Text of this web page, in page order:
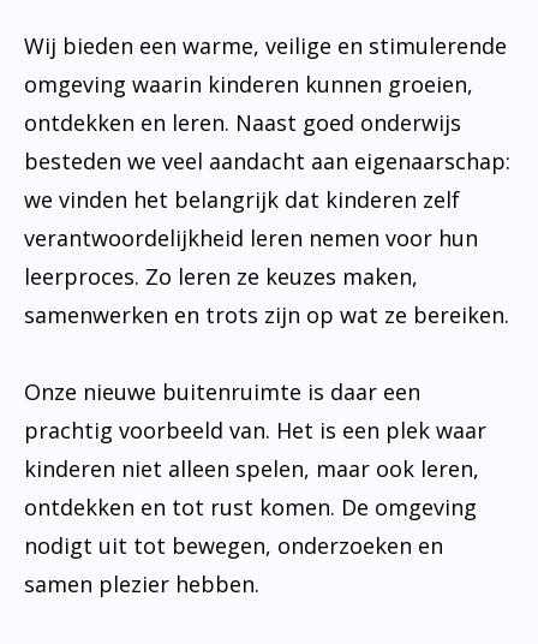
Wij bieden een warme, veilige en stimulerende
omgeving waarin kinderen kunnen groeien,
ontdekken en leren. Naast goed onderwijs
besteden we veel aandacht aan eigenaarschap:
we vinden het belangrijk dat kinderen zelf
verantwoordelijkheid leren nemen voor hun
leerproces. Zo leren ze keuzes maken,
samenwerken en trots zijn op wat ze bereiken.
Onze nieuwe buitenruimte is daar een
prachtig voorbeeld van. Het is een plek waar
kinderen niet alleen spelen, maar ook leren,
ontdekken en tot rust komen. De omgeving
nodigt uit tot bewegen, onderzoeken en
samen plezier hebben.